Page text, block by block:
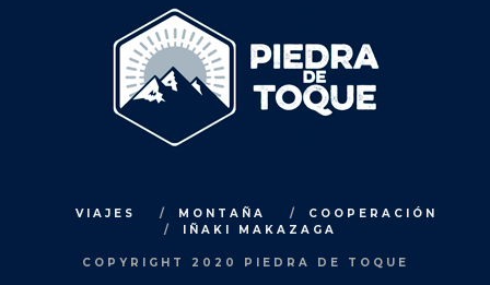
VIAJES MONTAÑA
COOPERACIÓN
IÑAKI MAKAZAGA
COPYRIGHT 2020 PIEDRA DE TOQUE